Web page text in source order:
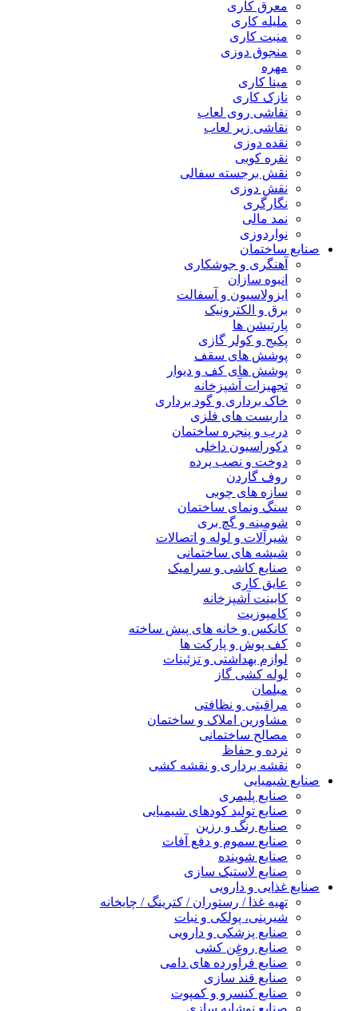
معرق کاری
مليله کاری
منبت کاری
منجوق دوزی
مهره
مینا کاری
نازک کاری
نقاشی روی لعاب
نقاشی زیر لعاب
نقده دوزی
نقره کوبی
نقش برجسته سفالی
نقش دوزی
نگارگری
نمد مالی
نواردوزی
صنایع ساختمان
آهنگری و جوشکاری
انبوه سازان
ایزولاسیون و آسفالت
برق و الکترونیک
پارتیشن ها
پکیج و کولر گازی
پوشش های سقف
پوشش های کف و دیوار
تجهیزات آشپزخانه
خاک برداری و گود برداری
داربست های فلزی
درب و پنجره ساختمان
دکوراسیون داخلی
دوخت و نصب پرده
روف گاردن
سازه های چوبی
سنگ ونمای ساختمان
شومینه و گچ بری
شیرآلات و لوله و اتصالات
شیشه های ساختمانی
صنایع کاشی و سرامیک
عایق کاری
کابینت آشپزخانه
کامپوزیت
کانکس و خانه های پیش ساخته
کف پوش و پارکت ها
لوازم بهداشتی و تزئینات
لوله کشی گاز
مبلمان
مراقبتی و نظافتی
مشاورین املاک و ساختمان
مصالح ساختمانی
نرده و حفاظ
نقشه برداری و نقشه کشی
صنایع شیمیایی
صنایع پلیمری
صنایع تولید کودهای شیمیایی
صنایع رنگ و رزین
صنایع سموم و دفع آفات
صنایع شوینده
صنایع لاستیک سازی
صنایع غذایی و دارویی
تهیه غذا / رستوران / کترینگ / چایخانه
شیرینی، پولکی و نبات
صنایع پزشکی و دارویی
صنایع روغن کشی
صنایع فرآورده های دامی
صنایع قند سازی
صنایع کنسرو و کمپوت